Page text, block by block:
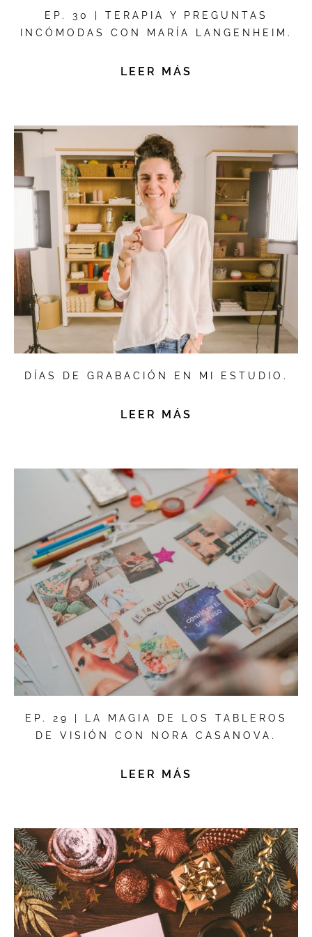
EP. 30 | TERAPIA Y PREGUNTAS
INCÓMODAS CON MARÍA LANGENHEIM.
LEER MÁS
DÍAS DE GRABACIÓN EN MI ESTUDIO.
LEER MÁS
EP. 29 | LA MAGIA DE LOS TABLEROS
DE VISIÓN CON NORA CASANOVA.
LEER MÁS